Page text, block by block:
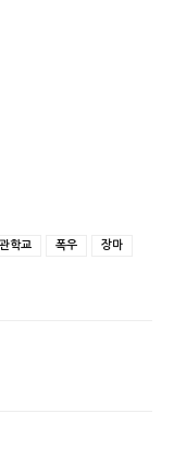
학교 폭우 장마